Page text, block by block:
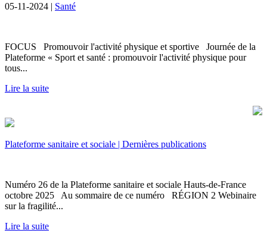
05-11-2024 | Santé
FOCUS Promouvoir l'activité physique et sportive Journée de la
Plateforme « Sport et santé : promouvoir l'activité physique pour
tous...
Lire la suite
Plateforme sanitaire et sociale | Dernières publications
Numéro 26 de la Plateforme sanitaire et sociale Hauts-de-France
octobre 2025 Au sommaire de ce numéro RÉGION 2 Webinaire
sur la fragilité...
Lire la suite